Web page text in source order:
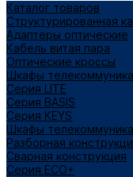
Каталог товаров
Структурированная
Адаптеры оптические
Кабель витая пара
Оптические кроссы
Шкафы
Cерия LITE
Cерия BASIS
Cерия KEYS
Шкафы
Разборная
Сварная конструкция
Серия ECO+